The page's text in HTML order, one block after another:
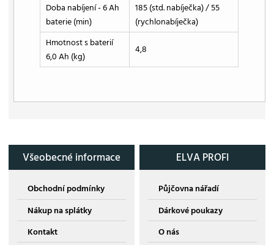
Doba nabíjení - 6 Ah
baterie (min)
185 (std. nabíječka) / 55
(rychlonabíječka)
Hmotnost s baterií
6,0 Ah (kg)
4,8
Všeobecné informace
Obchodní podmínky
Nákup na splátky
Kontakt
ELVA PROFI
Půjčovna nářadí
Dárkové poukazy
O nás